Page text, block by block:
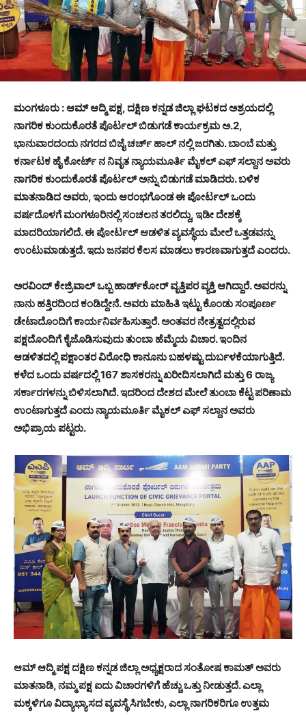
ಮಂಗಳೂರು : ಆಮ್ ಆದ್ಮಿ ಪಕ್ಷ, ದಕ್ಷಿಣ ಕನ್ನಡ ಜಿಲ್ಲಾ ಘಟಕದ ಅಶ್ರಯದಲ್ಲಿ
ನಾಗರಿಕ ಕುಂದುಕೊರತೆ ಪೊರ್ಟಲ್ ಬಿಡುಗಡೆ ಕಾರ್ಯಕ್ರಮ ಅ.2,
ಭಾನುವಾರದಂದು ನಗರದ ಬಿಜೈ ಚರ್ಚ್ ಹಾಲ್ ನಲ್ಲಿ ಜರಗಿತು. ಬಾಂಬೆ ಮತ್ತು
ಕರ್ನಾಟಕ ಹೈ ಕೋರ್ಟ್ ನ ನಿವೃತ ನ್ಯಾಯಮೂರ್ತಿ ಮೈಕಲ್ ಎಫ್ ಸಲ್ದಾನ ಅವರು
ನಾಗರಿಕ ಕುಂದುಕೊರತೆ ಪೊರ್ಟಲ್ ಅನ್ನು ಬಿಡುಗಡೆ ಮಾಡಿದರು. ಬಳಿಕ
ಮಾತನಾಡಿದ ಅವರು, ಇಂದು ಆರಂಭಗೊಂಡ ಈ ಪೋರ್ಟಲ್ ಒಂದು
ವರ್ಷದೊಳಗೆ ಮಂಗಳೂರಿನಲ್ಲಿ ಸಂಚಲನ ತರಲಿದ್ದು, ಇಡೀ ದೇಶಕ್ಕೆ
ಮಾದರಿಯಾಗಲಿದೆ. ಈ ಪೋರ್ಟಲ್ ಆಡಳಿತ ವ್ಯವಸ್ಥೆಯ ಮೇಲೆ ಒತ್ತಡವನ್ನು
ಉಂಟುಮಾಡುತ್ತದೆ. ಇದು ಜನಪರ ಕೆಲಸ ಮಾಡಲು ಕಾರಣವಾಗುತ್ತದೆ ಎಂದರು.
ಅರವಿಂದ್ ಕೇಜ್ರಿವಾಲ್ ಒಬ್ಬ ಹಾರ್ಡ್‌ಕೋರ್ ವೃತ್ತಿಪರ ವ್ಯಕ್ತಿ ಆಗಿದ್ದಾರೆ. ಅವರನ್ನು
ನಾನು ಹತ್ತಿರದಿಂದ ಕಂಡಿದ್ದೇನೆ. ಅವರು ಮಾಹಿತಿ ಇಟ್ಟು ಕೊಂಡು ಸಂಪೂರ್ಣ
ಡೇಟಾದೊಂದಿಗೆ ಕಾರ್ಯನಿರ್ವಹಿಸುತ್ತಾರೆ. ಅಂತವರ ನೇತ್ರತ್ವದಲ್ಲಿರುವ
ಪಕ್ಷದೊಂದಿಗೆ ಕೈಜೊಡಿಸುವುದು ತುಂಬಾ ಹೆಮ್ಮೆಯ ವಿಚಾರ. ಇಂದಿನ
ಆಡಳಿತದಲ್ಲಿ ಪಕ್ಷಾಂತರ ವಿರೋಧಿ ಕಾನೂನು ಬಹಳಷ್ಟು ದುರ್ಬಳಕೆಯಾಗುತ್ತಿದೆ.
ಕಳೆದ ಒಂದು ವರ್ಷದಲ್ಲಿ 167 ಶಾಸಕರನ್ನು ಖರೀದಿಸಲಾಗಿದೆ ಮತ್ತು 6 ರಾಜ್ಯ
ಸರ್ಕಾರಗಳನ್ನು ಬಿಳಿಸಲಾಗಿದೆ. ಇದರಿಂದ ದೇಶದ ಮೇಲೆ ತುಂಬಾ ಕೆಟ್ಟ ಪರಿಣಾಮ
ಉಂಟಾಗುತ್ತದೆ ಎಂದು ನ್ಯಾಯಮೂರ್ತಿ ಮೈಕಲ್ ಎಫ್ ಸಲ್ದಾನ ಅವರು
ಅಭಿಪ್ರಾಯ ಪಟ್ಟರು.
ಆಮ್ ಆದ್ಮಿ ಪಕ್ಷ ದಕ್ಷಿಣ ಕನ್ನಡ ಜಿಲ್ಲಾ ಅಧ್ಯಕ್ಷರಾದ ಸಂತೋಷ ಕಾಮತ್ ಅವರು
ಮಾತನಾಡಿ, ನಮ್ಮ ಪಕ್ಷ ಐದು ವಿಚಾರಗಳಿಗೆ ಹೆಚ್ಚು ಒತ್ತು ನೀಡುತ್ತದೆ. ಎಲ್ಲಾ
ಮಕ್ಕಳಿಗೂ ವಿದ್ಯಾಭ್ಯಾಸದ ವ್ಯವಸ್ಥೆ ಸಿಗಬೇಕು, ಎಲ್ಲಾ ನಾಗರಿಕರಿಗೂ ಉತ್ತಮ